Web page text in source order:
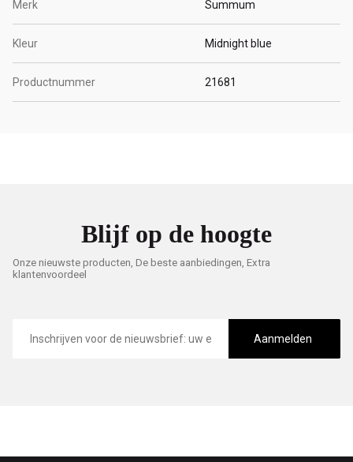
Merk Summum
Kleur Midnight blue
Productnummer 21681
Blijf op de hoogte
Onze nieuwste producten, De beste aanbiedingen, Extra
klantenvoordeel
mailadres
Aanmelden